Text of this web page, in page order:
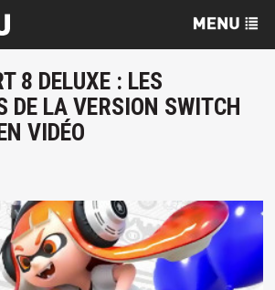
8 DELUXE : LES
DE LA VERSION SWITCH
VIDÉO